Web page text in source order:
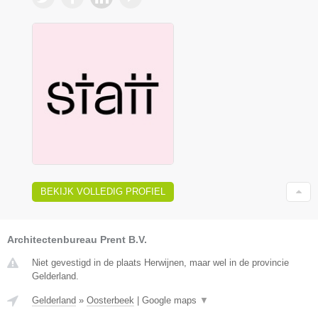
BEKIJK VOLLEDIG PROFIEL
Architectenbureau Prent B.V.
Niet gevestigd in de plaats Herwijnen, maar wel in de provincie
Gelderland.
Gelderland » Oosterbeek Google maps ▼